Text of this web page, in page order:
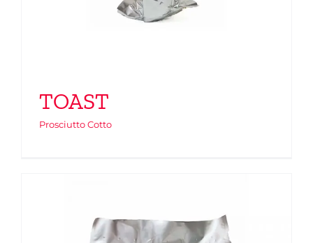
TOAST
Prosciutto Cotto